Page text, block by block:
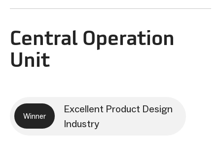
Central Operation
Unit
Winner
Excellent Product Design
Industry